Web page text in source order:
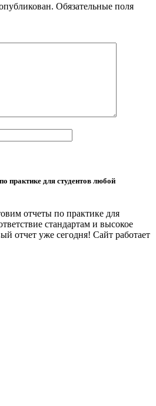
Обязательные поля
практике для студентов любой
отчеты по практике для
стандартам и высокое
отчет уже сегодня! Сайт работает